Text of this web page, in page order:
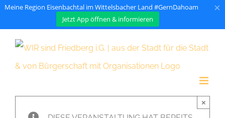
Meine Region Eisenbachtal im Wittelsbacher Land #GernDahoam
Jetzt App öffnen & informieren
×
Zum
×